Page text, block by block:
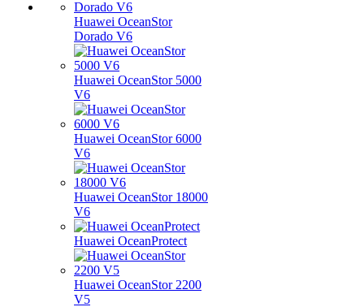
Huawei OceanStor
Dorado V6
Huawei OceanStor 5000
V6
Huawei OceanStor 6000
V6
Huawei OceanStor 18000
V6
Huawei OceanProtect
Huawei OceanStor 2200
V5